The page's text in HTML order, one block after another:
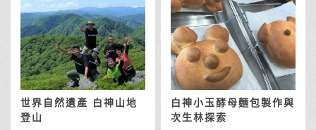
世界自然遺產 白神山地
登山
白神小玉酵母麵包製作與
次生林探索